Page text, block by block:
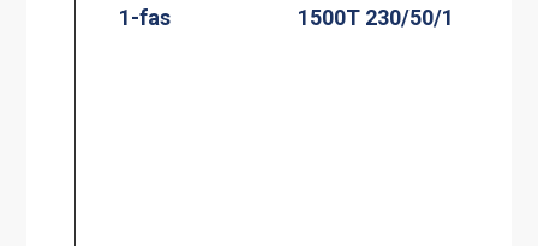
1-fas
1500T 230/50/1